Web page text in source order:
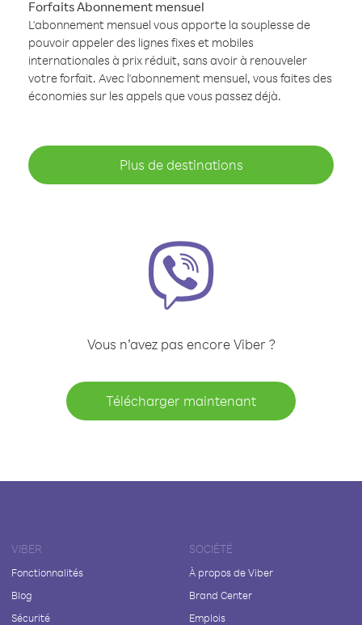
Forfaits Abonnement mensuel
L'abonnement mensuel vous apporte la souplesse de
pouvoir appeler des lignes fixes et mobiles
internationales à prix réduit, sans avoir à renouveler
votre forfait. Avec l'abonnement mensuel, vous faites des
économies sur les appels que vous passez déjà.
Plus de destinations
Vous n’avez pas encore Viber ?
Télécharger maintenant
VIBER
Fonctionnalités
Blog
Sécurité
SOCIÉTÉ
À propos de Viber
Brand Center
Emplois